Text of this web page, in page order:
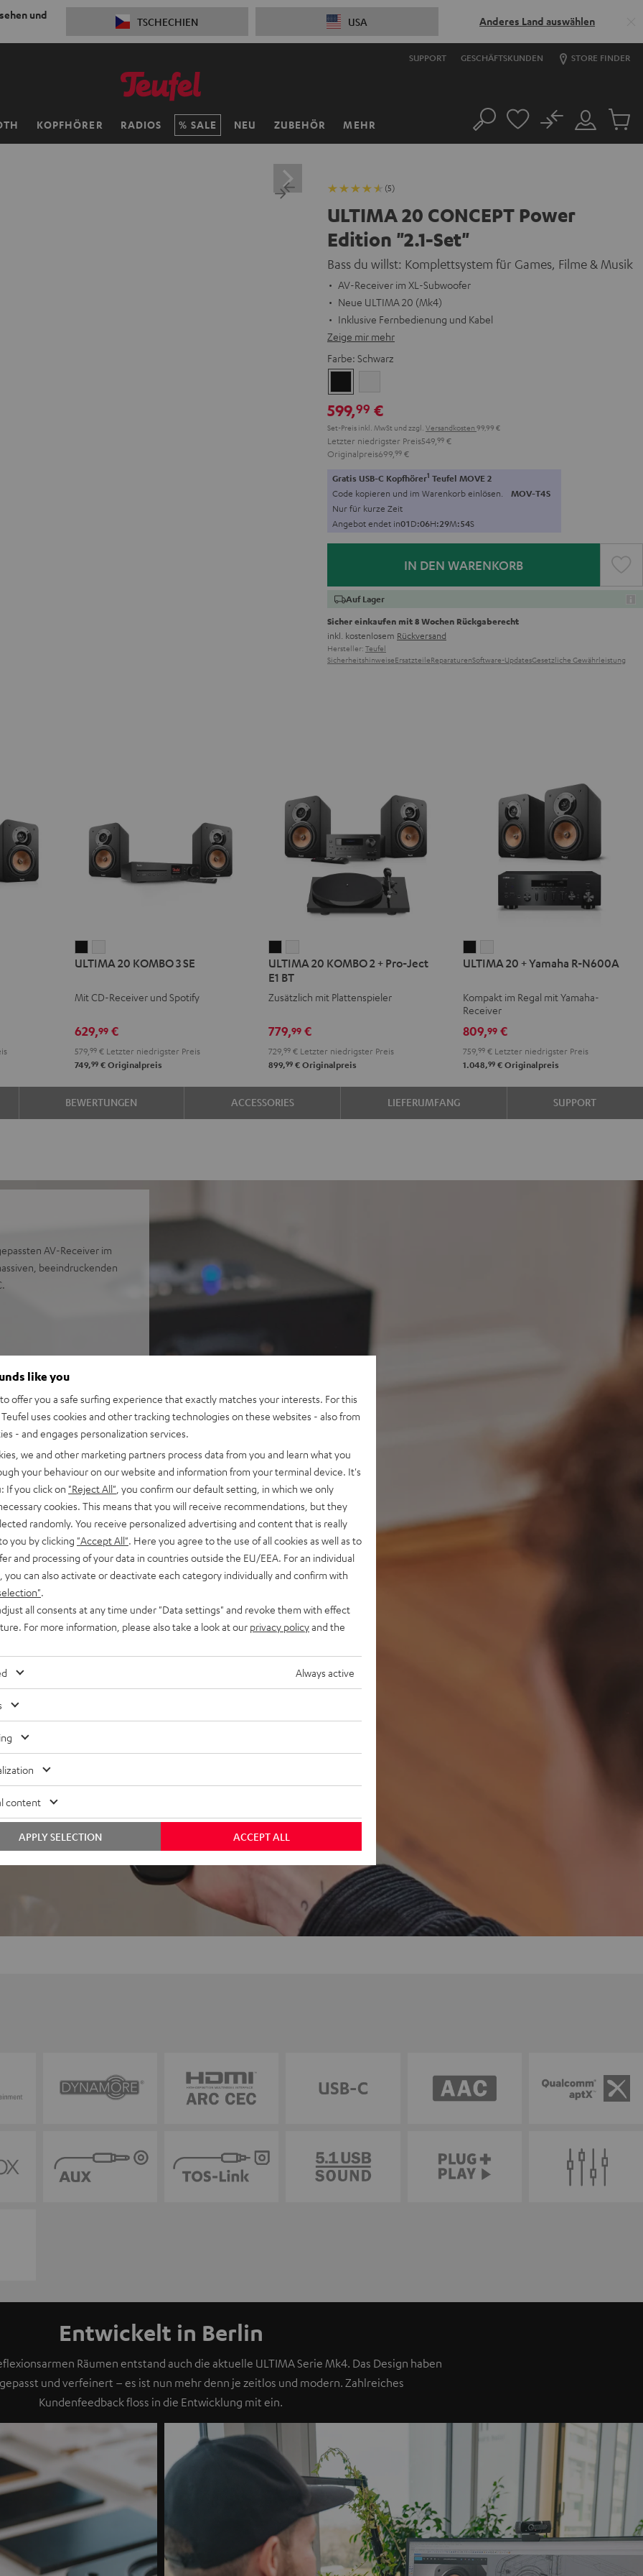
und
TSCHECHIEN USA Anderes Land auswählen
SUPPORT GESCHÄFTSKUNDEN STORE FINDER
KOPFHÖRER RADIOS SALE NEU ZUBEHÖR MEHR Suche
Mein
Konto
No
Artikel
(5)
ULTIMA 20 CONCEPT Power
Edition "2.1-Set"
Bass du willst: Komplettsystem für Games, Filme & Musik
AV-Receiver im XL-Subwoofer
Neue ULTIMA 20 (Mk4)
Inklusive Fernbedienung und Kabel
Zeige mir mehr
Farbe: Schwarz
599,99 €
Set-Preis inkl. MwSt und zzgl. Versandkosten 99,99 €
Letzter niedrigster Preis549, 99 €
Originalpreis699, 99 €
Gratis USB-C Kopfhörer1 Teufel MOVE 2
Code kopieren und im Warenkorb einlösen. MOV-T4S
Nur für kurze Zeit
Angebot endet in01D:06H:29M:52S
IN DEN WARENKORB
Auf Lager
Sicher einkaufen mit 8 Wochen Rückgaberecht
inkl. kostenlosem Rückversand
Hersteller: Teufel
SicherheitshinweiseErsatzteileReparaturenSoftware-UpdatesGesetzliche Gewährleistung
20
3
Schwarz
20
3
Weiß
ULTIMA 20 KOMBO 3 SE
Mit CD-Receiver und Spotify
629,99€
579, 99€Letzter niedrigster Preis
749,99€Originalpreis
20
KOMBO
2
Pro-
Ject
E1
BT
Schwarz
20
2
Pro-
Ject
E1
BT
ULTIMA 20 KOMBO 2 + Pro-Ject
E1 BT
Zusätzlich mit Plattenspieler
779,99 €
729,99 € Letzter niedrigster Preis
899,99 € Originalpreis
20
Yamaha
R-
N600A
Schwarz
20
Yamaha
R-
N600A
Weiß
ULTIMA 20 + Yamaha R-N600A
Kompakt im Regal mit Yamaha-
Receiver
809,99 €
759,99 € Letzter niedrigster Preis
1.048,99 € Originalpreis
BEWERTUNGEN ACCESSORIES LIEFERUMFANG SUPPORT
AV-Receiver im
beeindruckenden
ausgewogene,
bis 22 Hz, sehr hohe
sowie HDMI (ARC,
Regallautsprecher mit
2), M6-Schraube mit
oder Wandhalter
Klangeinstellungen
und Fernbedienung
Entwickelt in Berlin
Räumen entstand auch die aktuelle ULTIMA Serie Mk4. Das Design haben
und verfeinert – es ist nun mehr denn je zeitlos und modern. Zahlreiches
Kundenfeedback floss in die Entwicklung mit ein.
like you
offer you a safe surfing experience that exactly matches your interests. For this
uses cookies and other tracking technologies on these websites - also from
- and engages personalization services.
we and other marketing partners process data from you and learn what you
your behaviour on our website and information from your terminal device. It's
If you click on "Reject All" , you confirm our default setting, in which we only
cookies. This means that you will receive recommendations, but they
randomly. You receive personalized advertising and content that is really
you by clicking "Accept All" . Here you agree to the use of all cookies as well as to
and processing of your data in countries outside the EU/EEA. For an individual
you can also activate or deactivate each category individually and confirm with
all consents at any time under "Data settings" and revoke them with effect
For more information, please also take a look at our privacy policyand the
Always active
content
ACCEPT ALL
APPLY SELECTION